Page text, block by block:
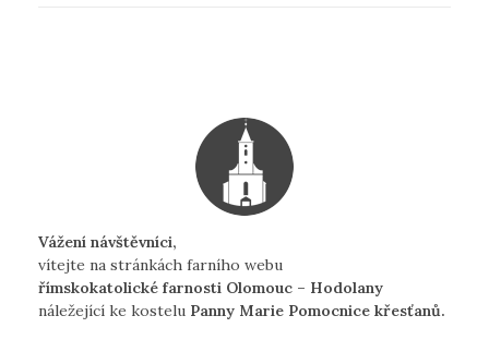
Vážení návštěvníci,
vítejte na stránkách farního webu
římskokatolické farnosti Olomouc – Hodolany
náležející ke kostelu Panny Marie Pomocnice křesťanů.